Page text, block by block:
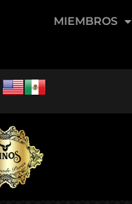
MIEMBROS